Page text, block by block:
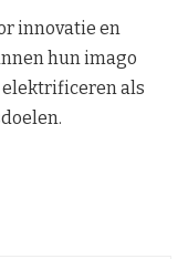
innovatie en
hun imago
als